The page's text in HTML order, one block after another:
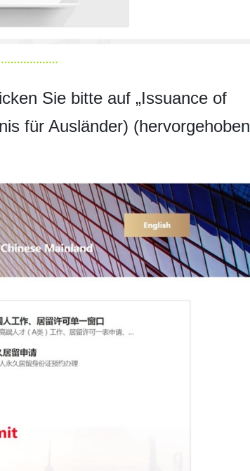
Sie bitte auf „Issuance of
für Ausländer) (hervorgehoben